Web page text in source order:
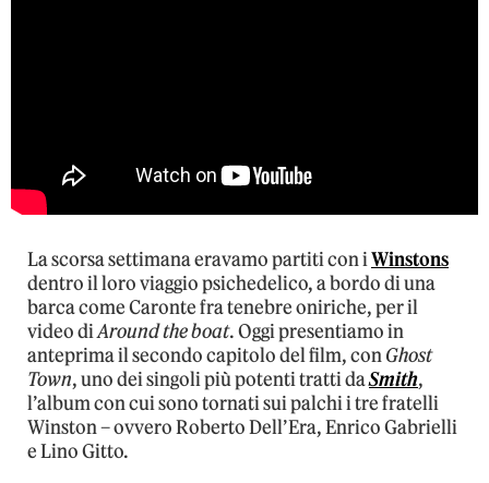
La scorsa settimana eravamo partiti con iWinstons
dentro il loro viaggio psichedelico, a bordo di una
barca come Caronte fra tenebre oniriche, per il
video diAround the boat. Oggi presentiamo in
anteprima il secondo capitolo del film, conGhost
Town, uno dei singoli più potenti tratti daSmith,
l’album con cui sono tornati sui palchi i tre fratelli
Winston – ovvero Roberto Dell’Era, Enrico Gabrielli
e Lino Gitto.